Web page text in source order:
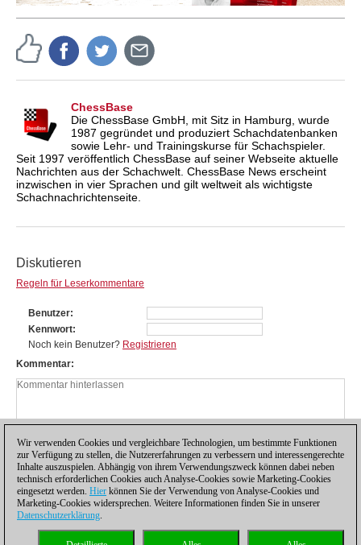
ChessBase
Die ChessBase GmbH, mit Sitz in Hamburg, wurde
1987 gegründet und produziert Schachdatenbanken
sowie Lehr- und Trainingskurse für Schachspieler.
Seit 1997 veröffentlich ChessBase auf seiner Webseite aktuelle
Nachrichten aus der Schachwelt. ChessBase News erscheint
inzwischen in vier Sprachen und gilt weltweit als wichtigste
Schachnachrichtenseite.
Diskutieren
Regeln für Leserkommentare
Benutzer
Kennwort
Noch kein Benutzer? Registrieren
Kommentar
Wir verwenden Cookies und vergleichbare Technologien, um bestimmte Funktionen
zur Verfügung zu stellen, die Nutzererfahrungen zu verbessern und interessengerechte
Inhalte auszuspielen. Abhängig von ihrem Verwendungszweck können dabei neben
technisch erforderlichen Cookies auch Analyse-Cookies sowie Marketing-Cookies
eingesetzt werden. Hier können Sie der Verwendung von Analyse-Cookies und
Marketing-Cookies widersprechen. Weitere Informationen finden Sie in unserer
Datenschutzerklärung.